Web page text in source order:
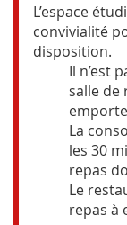
L’espace
convivialité
disposition.
Il n’est
salle de
La
les 30
repas
Le
repas à